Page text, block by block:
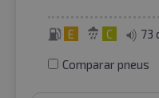
E C 73
Comparar pneus